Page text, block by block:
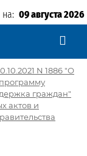
09 августа 2026
N 1886 "О
граждан"
актов и